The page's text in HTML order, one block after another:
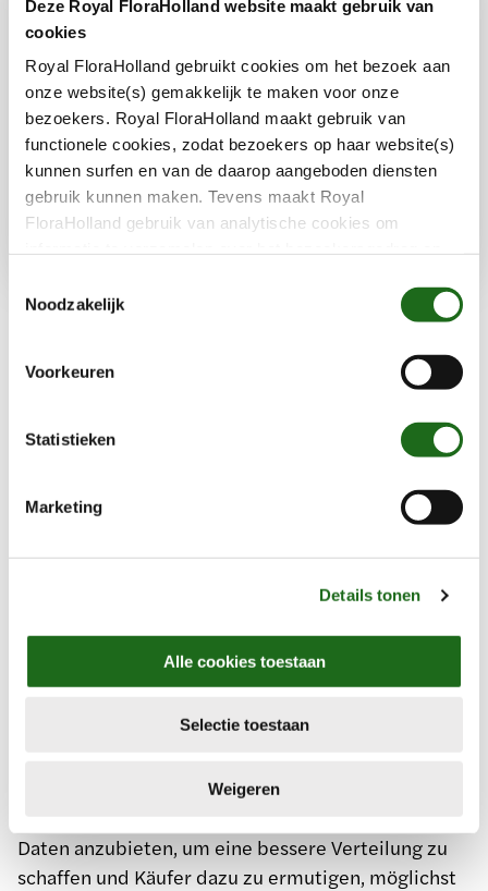
Deze Royal FloraHolland website maakt gebruik van
cookies
Royal FloraHolland gebruikt cookies om het bezoek aan
onze website(s) gemakkelijk te maken voor onze
bezoekers. Royal FloraHolland maakt gebruik van
functionele cookies, zodat bezoekers op haar website(s)
kunnen surfen en van de daarop aangeboden diensten
gebruik kunnen maken. Tevens maakt Royal
FloraHolland gebruik van analytische cookies om
géén informatie bewaard waarmee uw identiteit kan
anoniem. U gaat akkoord met deze cookies als u onze
website(s) blijft gebruiken.
Noodzakelijk
Voorkeuren
Statistieken
Marketing
Details tonen
Alle cookies toestaan
Selectie toestaan
Weigeren
Royal FloraHolland verbindet Züchter, Wissen
und Chancen. So schaffen wir Wert für alle
Mitglieder, heute und für die kommenden
Generationen.
Mehr lesen
Unsere Standorte (Hubs)
Royal FloraHolland verfügt in den Niederlanden
Rijnsburg und Eelde. Die drei physischen
Drehkreuze (Aalsmeer, Naaldwijk, Rijnsburg)
werden benötigt, um ausreichende Kapazitäten für
die Verarbeitung und rechtzeitige Lieferung von
Blumen und Pflanzen zu gewährleisten. Damit sind
alle drei Hubs für die Zukunft gleich wichtig. Royal
effizient wie möglich für die logistischen Abläufe
und die Lagerung von Ressourcen nutzen und
unter dem Gesichtspunkt der Nachhaltigkeit und
FloraHolland Mitglieder und Gärtner, ihre Blumen
Daten anzubieten, um eine bessere Verteilung zu
schaffen und Käufer dazu zu ermutigen, möglichst